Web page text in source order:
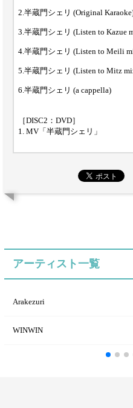
2.半蔵門シェリ (Original
3.半蔵門シェリ (Listen to Kazue
4.半蔵門シェリ (Listen to Meili
5.半蔵門シェリ (Listen to Mitz
6.半蔵門シェリ (a cappella)
［DISC2：DVD］
1. MV「半蔵門シェリ」
アーティスト一覧
Arakezuri
WINWIN